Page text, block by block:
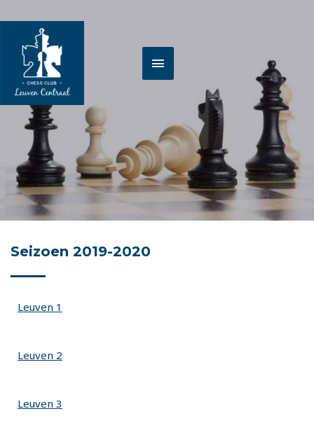
naar
inhoud
Seizoen 2019-2020
Leuven 1
Leuven 2
Leuven 3